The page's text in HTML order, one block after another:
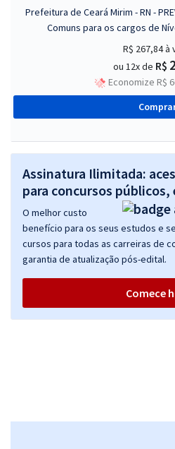
Prefeitura de Ceará Mirim - RN -
Comuns para os cargos de
R$ 267,84à
ou 12x de R$
Economize R$
Assinatura Ilimitada:
para concursos
O melhor custo
benefício para os seus estudos e
cursos para todas as carreiras de
garantia de atualização pós-edital.
Comece